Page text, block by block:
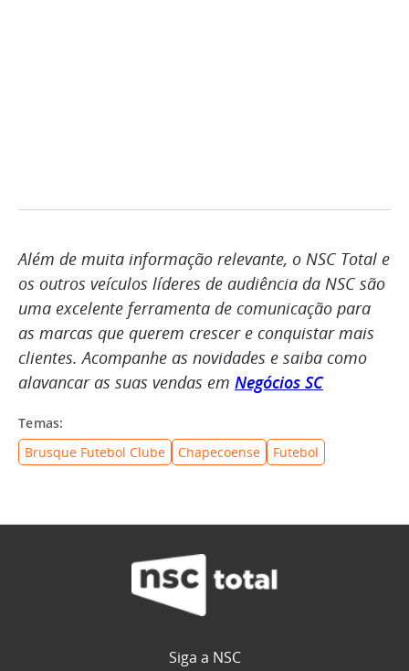
Além de muita informação relevante, o NSC Total e
os outros veículos líderes de audiência da NSC são
uma excelente ferramenta de comunicação para
as marcas que querem crescer e conquistar mais
clientes. Acompanhe as novidades e saiba como
alavancar as suas vendas em Negócios SC
Temas:
Brusque Futebol Clube
Chapecoense Futebol
Siga a NSC